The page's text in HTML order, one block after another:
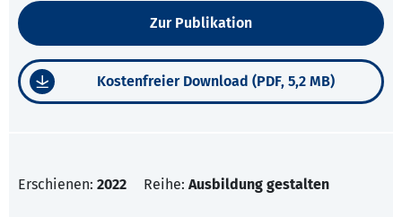
Zur Publikation
Kostenfreier Download (PDF, 5,2 MB)
Erschienen: 2022 Reihe: Ausbildung gestalten